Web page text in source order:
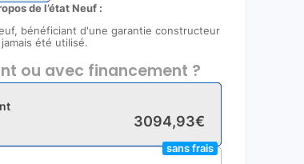
de l’état Neuf :
bénéficiant d'une garantie constructeur
été utilisé.
ou avec financement ?
3094,93€
sans frais